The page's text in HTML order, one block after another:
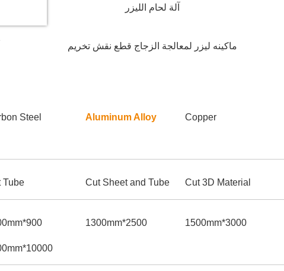
آلة لحام الليزر
ماكينه ليزر لمعالجة الزجاج قطع نقش تخريم
Steel Aluminum Alloy Copper
Tube Cut Sheet and Tube Cut 3D Material
900*1300mm 2500*1300mm 3000*1500mm
10000*1500mm